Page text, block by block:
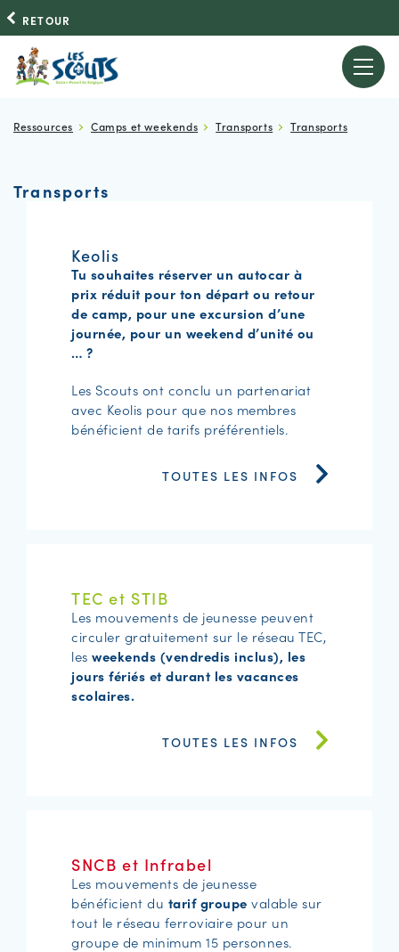
RETOUR
Ressources Camps et weekends Transports Transports
Transports
Keolis
Tu souhaites réserver un autocar à
prix réduit pour ton départ ou retour
de camp, pour une excursion d’une
journée, pour un weekend d’unité ou
… ?
Les Scouts ont conclu un partenariat
avec Keolis pour que nos membres
bénéficient de tarifs préférentiels.
TOUTES LES INFOS
TEC et STIB
Les mouvements de jeunesse peuvent
circuler gratuitement sur le réseau TEC,
les weekends (vendredis inclus), les
jours fériés et durant les vacances
scolaires.
TOUTES LES INFOS
SNCB et Infrabel
Les mouvements de jeunesse
bénéficient du tarif groupe valable sur
tout le réseau ferroviaire pour un
groupe de minimum 15 personnes.